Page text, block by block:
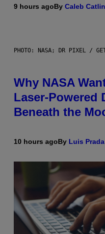
9 hours agoBy Caleb Catlin
PHOTO: NASA; DR PIXEL /
Why NASA
Laser-Powered
Beneath the
10 hours agoBy Luis Prada